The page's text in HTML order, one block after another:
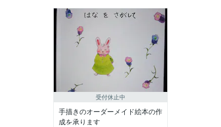
受付休止中
手描きのオーダーメイド絵本の作
成を承ります